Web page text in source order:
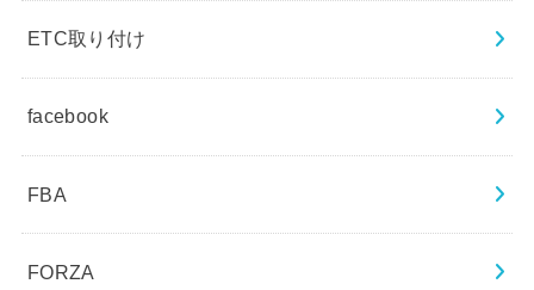
ETC取り付け
facebook
FBA
FORZA